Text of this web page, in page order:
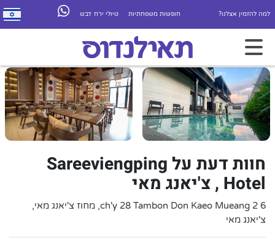
למה להזמין אצלנו? חופשות משפחתיות טיולי ירח דבש
חוות דעת על Sareeviengping
Hotel , צ'יאנג מאי
6 2 ch'y 28 Tambon Don Kaeo Mueang, מחוז צ'יאנג מאי,
צ'יאנג מאי